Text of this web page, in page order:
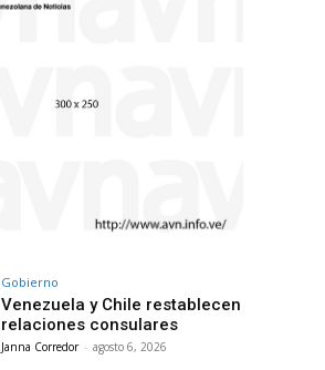
Gobierno
Venezuela y Chile restablecen
relaciones consulares
Janna Corredor - agosto 6, 2026